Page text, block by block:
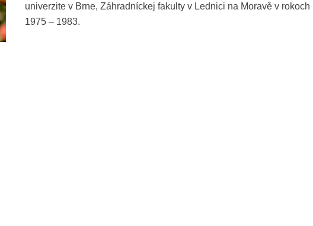
univerzite v Brne, Záhradníckej fakulty v Lednici na Moravě v rokoch
1975 – 1983.